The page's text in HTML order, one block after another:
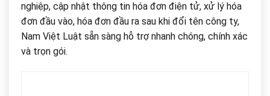
nghiệp, cập nhật thông tin hóa đơn điện tử, xử lý hóa
đơn đầu vào, hóa đơn đầu ra sau khi đổi tên công ty,
Nam Việt Luật sẵn sàng hỗ trợ nhanh chóng, chính xác
và trọn gói.